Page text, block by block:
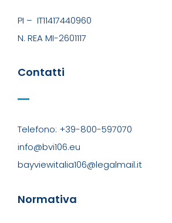
PI – IT11417440960
N. REA MI-2601117
Contatti
Telefono: +39-800-597070
info@bvi106.eu
bayviewitalia106@legalmail.it
Normativa